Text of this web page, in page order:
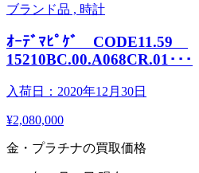
ブランド品 , 時計
ｵｰﾃﾞﾏﾋﾟｹﾞ CODE11.59
15210BC.00.A068CR.01･･･
入荷日：2020年12月30日
¥2,080,000
金・プラチナの買取価格